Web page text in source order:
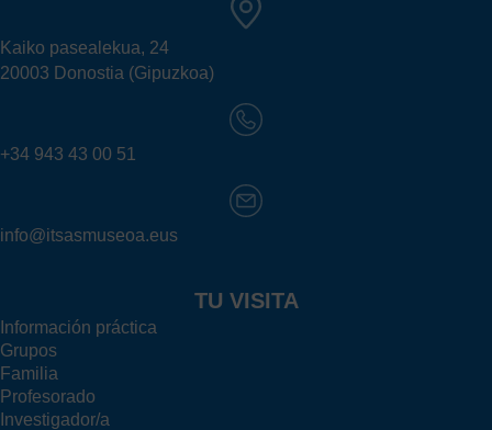
Kaiko pasealekua, 24
20003 Donostia (Gipuzkoa)
+34 943 43 00 51
info@itsasmuseoa.eus
TU VISITA
Información práctica
Grupos
Familia
Profesorado
Investigador/a